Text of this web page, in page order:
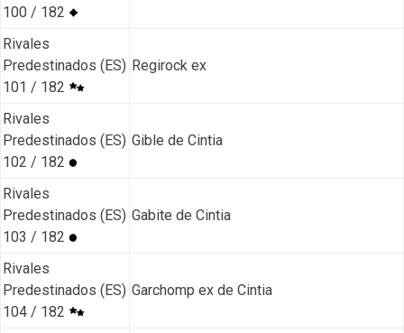
100 / 182
Rivales
Predestinados (ES)
101 / 182
Regirock ex
Rivales
Predestinados (ES)
102 / 182
Gible de Cintia
Rivales
Predestinados (ES)
103 / 182
Gabite de Cintia
Rivales
Predestinados (ES)
104 / 182
Garchomp ex de Cintia